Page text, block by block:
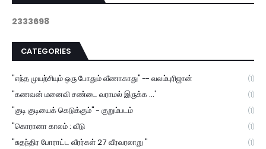
2333698
CATEGORIES
"எந்த முயற்சியும் ஒரு போதும் வீணாகாது" -- வலம்புரிஜான் (1)
"கணவன் மனைவி சண்டை வராமல் இருக்க ...' (1)
"குடி குடியைக் கெடுக்கும்" - குறும்படம் (1)
"கொரானா காலம் : வீடு (1)
"சுதந்திர போராட்ட வீரர்கள் 27 வீரவரலாறு " (1)